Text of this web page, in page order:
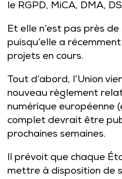
le RGPD, MiCA, DMA,
Et elle n’est pas près de
puisqu’elle a
projets en cours.
Tout d’abord, l’Union
nouveau règlement
numérique européenne
complet devrait être
prochaines semaines.
Il prévoit que chaque
mettre à disposition de